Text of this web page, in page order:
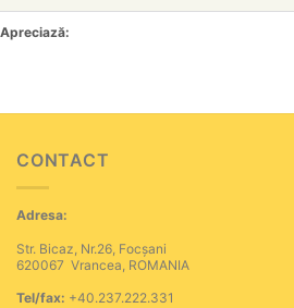
Apreciază:
CONTACT
Adresa:
Str. Bicaz, Nr.26, Focșani
620067 Vrancea, ROMANIA
Tel/fax: +40.237.222.331